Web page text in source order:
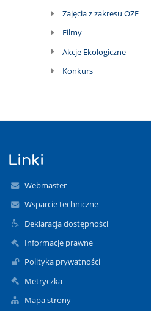
Zajęcia z zakresu OZE
Filmy
Akcje Ekologiczne
Konkurs
Linki
Webmaster
Wsparcie techniczne
Deklaracja dostępności
Informacje prawne
Polityka prywatności
Metryczka
Mapa strony